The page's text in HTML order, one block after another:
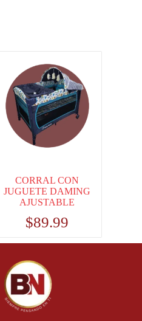
CORRAL CON
JUGUETE DAMING
AJUSTABLE
$89.99